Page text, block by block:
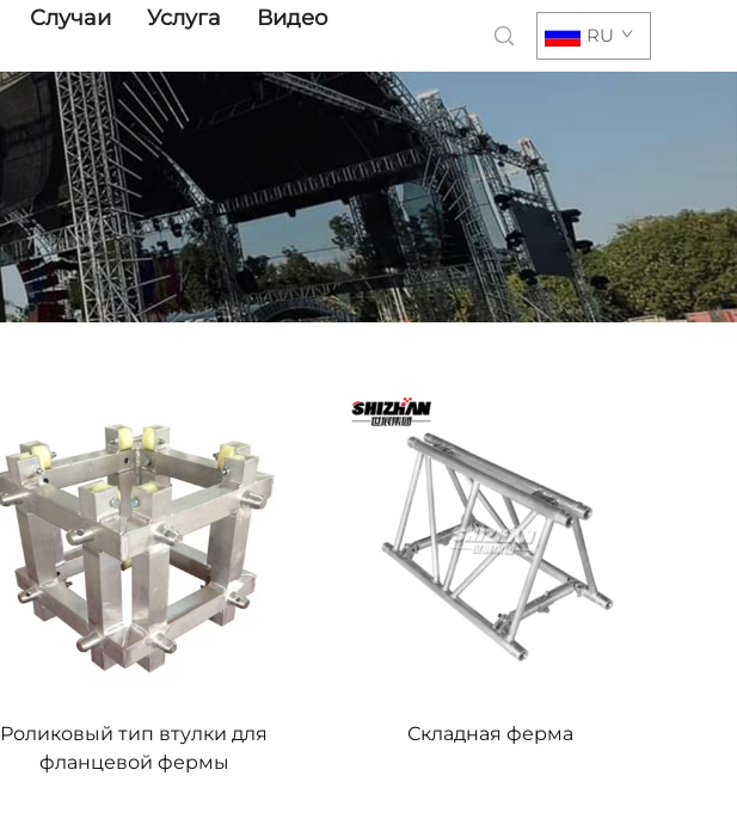
Случаи Услуга
Видео
RU
Роликовый тип втулки для
фланцевой фермы
Складная ферма